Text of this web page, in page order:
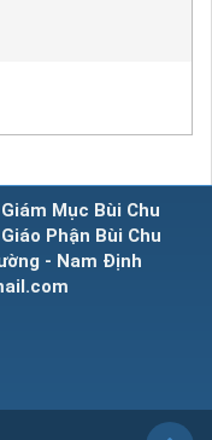
Mục Bùi Chu
Phận Bùi Chu
- Nam Định